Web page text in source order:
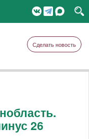
Сделать новость
26